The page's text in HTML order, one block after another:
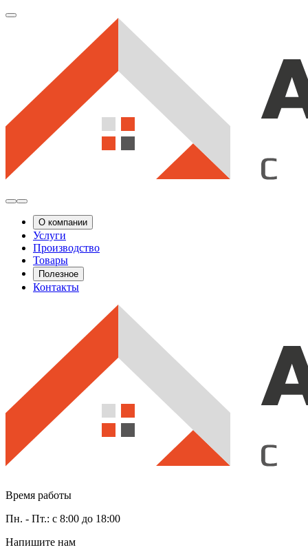
О компании
Услуги
Производство
Товары
Полезное
Контакты
Время работы
Пн. - Пт.: с 8:00 до 18:00
Напишите нам